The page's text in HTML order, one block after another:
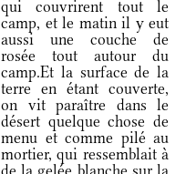
qui couvrirent tout le
camp, et le matin il y eut
aussi une couche de
rosée tout autour du
camp.Et la surface de la
terre en étant couverte,
on vit paraître dans le
désert quelque chose de
menu et comme pilé au
mortier, qui ressemblait à